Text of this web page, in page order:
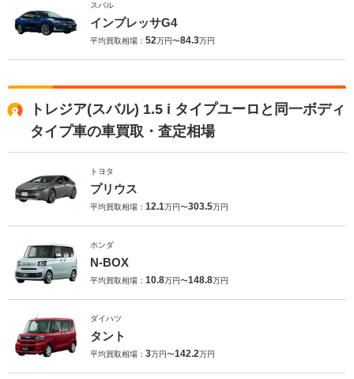
スバル
インプレッサG4
平均買取相場： 52万円〜84.3万円
トレジア(スバル) 1.5 i タイプユーロと同一ボディ
タイプ車の車買取・査定相場
トヨタ
プリウス
平均買取相場： 12.1万円〜303.5万円
ホンダ
N-BOX
平均買取相場： 10.8万円〜148.8万円
ダイハツ
タント
平均買取相場： 3万円〜142.2万円